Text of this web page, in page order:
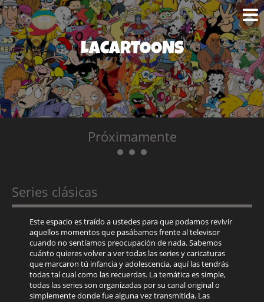
LACARTOONS
Próximamente
Series clásicas
Este espacio es traído a ustedes para que podamos revivir
aquellos momentos que pasábamos frente al televisor
cuando no sentíamos preocupación de nada. Sabemos
cuánto quieres volver a ver todas las series y caricaturas
que marcaron tú infancia y adolescencia, aquí las tendrás
todas tal cual como las recuerdas. La temática es simple,
todas las series son organizadas por su canal original o
simplemente donde fue alguna vez transmitida. Las